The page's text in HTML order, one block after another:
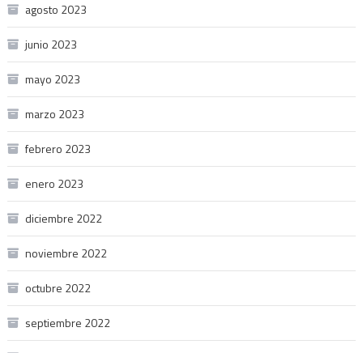
agosto 2023
junio 2023
mayo 2023
marzo 2023
febrero 2023
enero 2023
diciembre 2022
noviembre 2022
octubre 2022
septiembre 2022